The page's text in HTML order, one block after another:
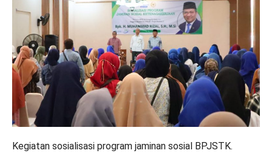
Kegiatan sosialisasi program jaminan sosial BPJSTK.